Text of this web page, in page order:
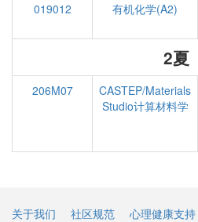
019012
有机化学(A2)
2夏
206M07
CASTEP/Materials
Studio计算材料学
关于我们 社区规范 心理健康支持